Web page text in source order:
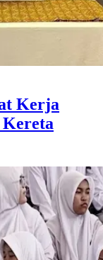
Kerja
Kereta